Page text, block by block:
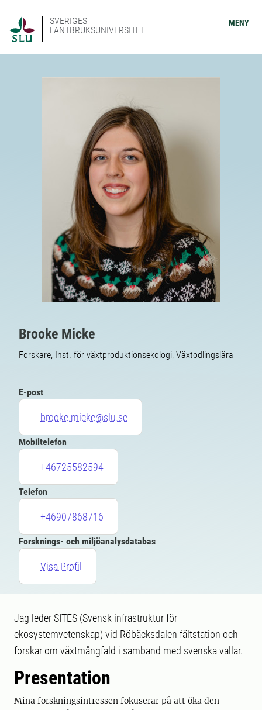
SVERIGES
LANTBRUKSUNIVERSITET
MENY
Brooke Micke
Forskare, Inst. för växtproduktionsekologi, Växtodlingslära
E-post
brooke.micke@slu.se
Mobiltelefon
+46725582594
Telefon
+46907868716
Forsknings- och miljöanalysdatabas
Visa Profil
Jag leder SITES (Svensk infrastruktur för
ekosystemvetenskap) vid Röbäcksdalen fältstation och
forskar om växtmångfald i samband med svenska vallar.
Presentation
Mina forskningsintressen fokuserar på att öka den